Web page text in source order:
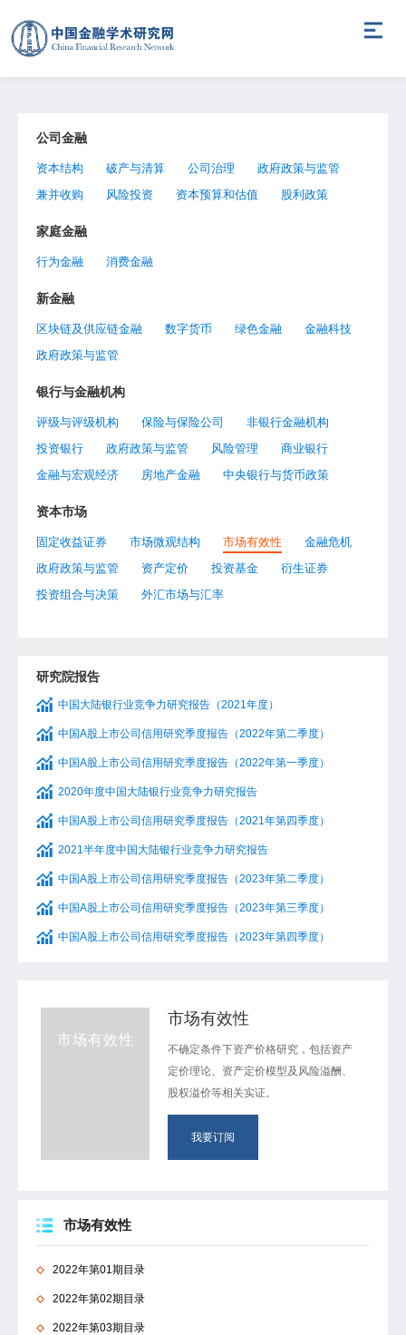
公司金融
资本结构 破产与清算 公司治理
政府政策与监管
兼并收购
风险投资 资本预算和估值 股利政策
家庭金融
行为金融 消费金融
新金融
区块链及供应链金融 数字货币 绿色金融
金融科技
政府政策与监管
银行与金融机构
评级与评级机构 保险与保险公司
非银行金融机构
投资银行
政府政策与监管 风险管理
商业银行
金融与宏观经济
房地产金融 中央银行与货币政策
资本市场
固定收益证券 市场微观结构 市场有效性
金融危机
政府政策与监管
资产定价 投资基金
衍生证券
投资组合与决策
外汇市场与汇率
研究院报告
中国大陆银行业竞争力研究报告（2021年度）
中国A股上市公司信用研究季度报告（2022年第二季度）
中国A股上市公司信用研究季度报告（2022年第一季度）
2020年度中国大陆银行业竞争力研究报告
中国A股上市公司信用研究季度报告（2021年第四季度）
2021半年度中国大陆银行业竞争力研究报告
中国A股上市公司信用研究季度报告（2023年第二季度）
中国A股上市公司信用研究季度报告（2023年第三季度）
中国A股上市公司信用研究季度报告（2023年第四季度）
市场有效性
市场有效性
不确定条件下资产价格研究，包括资产
定价理论、资产定价模型及风险溢酬、
股权溢价等相关实证。
我要订阅
市场有效性
2022年第01期目录
2022年第02期目录
2022年第03期目录